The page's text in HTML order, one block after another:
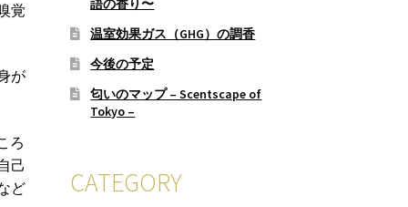
覚
が
ろ
己
ど
語の香り〜
温室効果ガス（GHG）の調香
今後の予定
匂いのマップ – Scentscape of
Tokyo –
CATEGORY